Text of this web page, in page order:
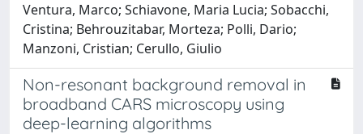
Ventura, Marco; Schiavone, Maria Lucia; Sobacchi,
Cristina; Behrouzitabar, Morteza; Polli, Dario;
Manzoni, Cristian; Cerullo, Giulio
Non-resonant background removal in
broadband CARS microscopy using
deep-learning algorithms